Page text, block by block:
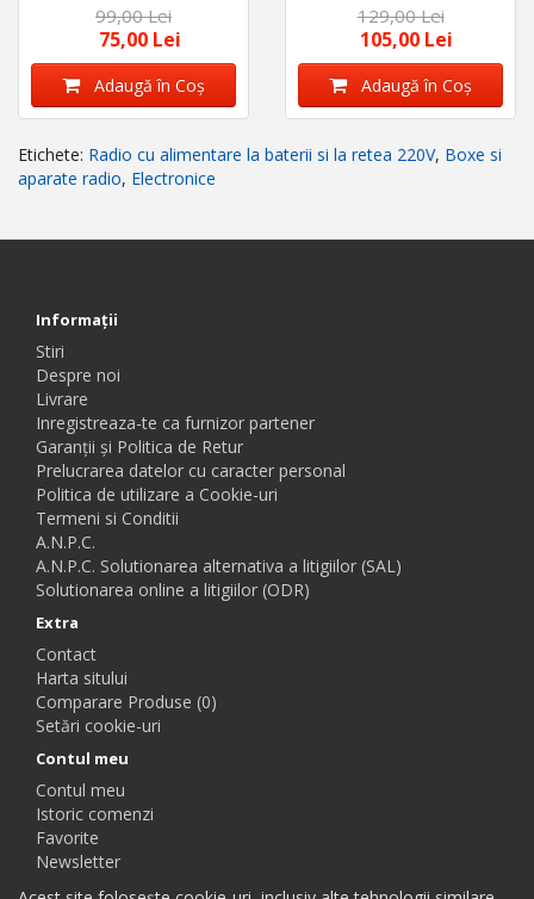
baterii
99,00 Lei
75,00 Lei
Adaugă în Coş
baterii , Leotec 1807 cu
unde lungi
129,00 Lei
105,00 Lei
Adaugă în Coş
Etichete: Radio cu alimentare la baterii si la retea 220V, Boxe si
aparate radio, Electronice
Informaţii
Stiri
Despre noi
Livrare
Inregistreaza-te ca furnizor partener
Garanții și Politica de Retur
Prelucrarea datelor cu caracter personal
Politica de utilizare a Cookie-uri
Termeni si Conditii
A.N.P.C.
A.N.P.C. Solutionarea alternativa a litigiilor (SAL)
Solutionarea online a litigiilor (ODR)
Extra
Contact
Harta sitului
Comparare Produse (0)
Setări cookie-uri
Contul meu
Contul meu
Istoric comenzi
Favorite
Newsletter